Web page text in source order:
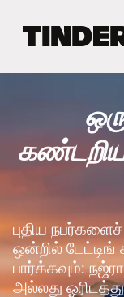
புதிய
ஒன்றில் டேட்டிங்
பார்க்கவும்:
அல்லது